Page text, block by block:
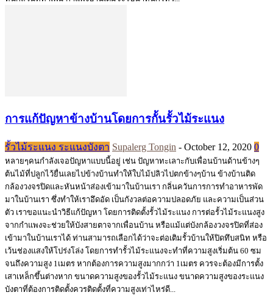
การแก้ปัญหาข้างบ้านโดยการกั้นรั้วไม้ระแนง
รั้วไม้ระแนง ระแนงบังตา Supalerg Tongin - October 12, 2020 0
หลายๆคนกำลังเจอปัญหาแบบนี้อยู่ เช่น ปัญหาทะเลาะกับเพื่อนบ้านด้านข้างๆ
ต้นไม้ที่ปลูกไว้ยื่นเลยไปข้างบ้านทำให้ใบไม้ปลิวไปตกข้างๆบ้าน ข้างบ้านติด
กล้องวงจรปิดและหันหน้าส่องเข้ามาในบ้านเรา กลิ่นควันการการทำอาหารพัด
มาในบ้านเรา ซึ่งทำให้เราอึดอัด เป็นกังวลต่อความปลอดภัย และความเป็นส่วน
ตัว เราขอแนะนำวิธีแก้ปัญหา โดยการติดตั้งรั้วไม้ระแนง การต่อรั้วไม้ระแนงสูง
จากกำแพงจะช่วยให้บังสายตาจากเพื่อนบ้าน หรือแม้แต่บังกล้องวงจรปิดที่ส่อง
เข้ามาในบ้านเราได้ ท่านสามารถเลือกได้ว่าจะต่อเติมรั้วบ้านให้ปิดทึบสนิท หรือ
เว้นช่องแสงให้โปร่งโล่ง โดยการทำรั้วไม้ระแนงจะทำที่ความสูงเริ่มต้น 60 ซม
จนถึงความสูง 1เมตร หากต้องการความสูงมากกว่า 1เมตร ควรจะต้องมีการตั้ง
เสาเหล็กขึ้นต่างหาก ขนาดความสูงของรั้วไม้ระแนง ขนาดความสูงของระแนง
บังตาที่ต้องการติดตั้งควรติดตั้งที่ความสูงเท่าไหร่ดี...